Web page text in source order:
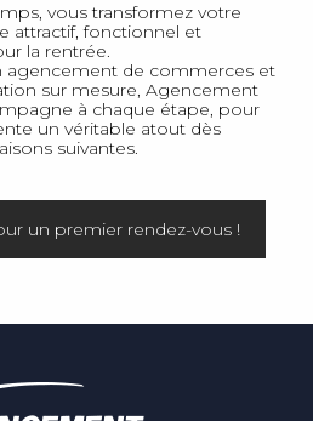
vous transformez votre
attractif, fonctionnel et
la rentrée.
agencement de commerces et
sur mesure, Agencement
à chaque étape, pour
un véritable atout dès
suivantes.
un premier rendez-vous !